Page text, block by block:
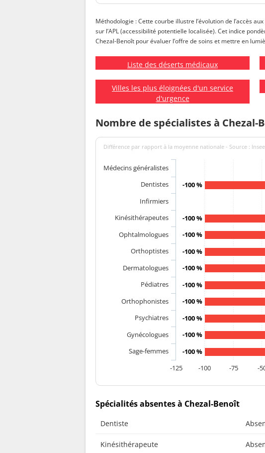
Méthodologie : Cette courbe illustre l’évolution de l’accès
sur l’APL (accessibilité potentielle localisée). Cet indice
Chezal-Benoît pour évaluer l’offre de soins et mettre en
Liste des déserts médicaux
Villes les plus éloignées d'un service
d'urgence
Nombre de spécialistes à Chezal-
Différence par rapport à la moyenne nationale - Source : Insee
-100 %
-100 %
-100 %
-100 %
-100 %
-100 %
-100 %
-100 %
-100 %
-100 %
Médecins généralistes
Dentistes
Infirmiers
Kinésithérapeutes
Ophtalmologues
Orthoptistes
Dermatologues
Pédiatres
Orthophonistes
Psychiatres
Gynécologues
Sage-femmes
-100
-125 -75 -
Spécialités absentes à Chezal-Benoît
Dentiste
Kinésithérapeute